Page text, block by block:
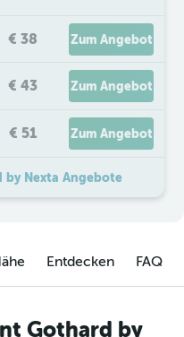
€ 38 Zum Angebot
€ 43 Zum Angebot
€ 51 Zum Angebot
Nexta Angebote
Entdecken FAQ
Gothard by